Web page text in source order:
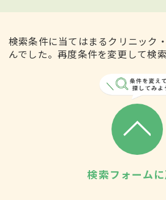
検索条件に当てはまるクリニック
んでした。再度条件を変更して検
検索フォーム